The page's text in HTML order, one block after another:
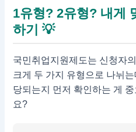
1유형? 2유형? 내게
하기 💡
국민취업지원제도는 신청자
크게 두 가지 유형으로 나뉘
당되는지 먼저 확인하는 게
요?